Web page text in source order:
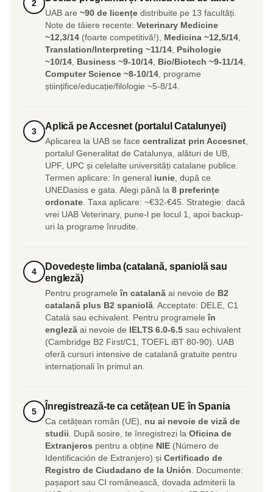
2
UAB are ~90 de licențe distribuite pe 13 facultăți.
Note de tăiere recente: Veterinary Medicine
~12,3/14 (foarte competitivă!), Medicina ~12,5/14,
Translation/Interpreting ~11/14, Psihologie
~10/14, Business ~9-10/14, Bio/Biotech ~9-11/14,
Computer Science ~8-10/14, programe
științifice/educație/filologie ~5-8/14.
3 Aplică pe Accesnet (portalul Catalunyei)
Aplicarea la UAB se face centralizat prin Accesnet,
portalul Generalitat de Catalunya, alături de UB,
UPF, UPC și celelalte universități catalane publice.
Termen aplicare: în general iunie, după ce
UNEDasiss e gata. Alegi până la 8 preferințe
ordonate. Taxa aplicare: ~€32-€45. Strategie: dacă
vrei UAB Veterinary, pune-l pe locul 1, apoi backup-
uri la programe înrudite.
4
Dovedește limba (catalană, spaniolă sau
engleză)
Pentru programeleîn catalană ai nevoie de B2
catalană plus B2 spaniolă. Acceptate: DELE, C1
Català sau echivalent. Pentru programeleîn
engleză ai nevoie de IELTS 6.0-6.5 sau echivalent
(Cambridge B2 First/C1, TOEFL iBT 80-90). UAB
oferă cursuri intensive de catalană gratuite pentru
internaționali în primul an.
5 Înregistrează-te ca cetățean UE în Spania
Ca cetățean român (UE), nu ai nevoie de viză de
studii. După sosire, te înregistrezi la Oficina de
Extranjeros pentru a obține NIE (Número de
Identificación de Extranjero) și Certificado de
Registro de Ciudadano de la Unión. Documente:
pașaport sau CI românească, dovada admiterii la